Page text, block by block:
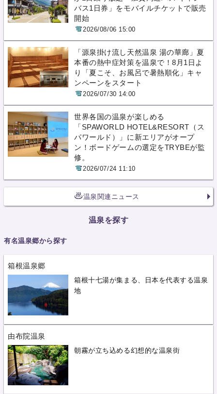
バス1日券」をモバイルチケットで販売
開始
2026/08/06 15:00
「源泉掛け流し天然温泉 湯の華廊」夏
本番の熱中症対策を温泉で！8月1日よ
り「夏こそ、お風呂で暑熱順化」キャ
ンペーンをスタート
2026/07/30 14:00
世界各国の温泉が楽しめる
「SPAWORLD HOTEL&RESORT（ス
パワールド）」に新エリアがオープ
ン！ボードゲームの選定をTRYBEが監
修。
2026/07/24 11:10
温泉関連ニュース
温泉を探す
有名温泉郷から探す
箱根温泉郷
箱根十七湯が集まる、日本を代表する温泉
地
由布院温泉
朝霧が立ち込める幻想的な温泉街